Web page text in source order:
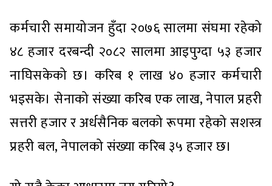
कर्मचारी समायोजन हुँदा २०७६ सालमा संघमा रहेको
४८ हजार दरबन्दी २०८२ सालमा आइपुग्दा ५३ हजार
नाघिसकेको छ। करिब १ लाख ४० हजार कर्मचारी
भइसके। सेनाको संख्या करिब एक लाख, नेपाल प्रहरी
सत्तरी हजार र अर्धसैनिक बलको रूपमा रहेको सशस्त्र
प्रहरी बल, नेपालको संख्या करिब ३५ हजार छ।